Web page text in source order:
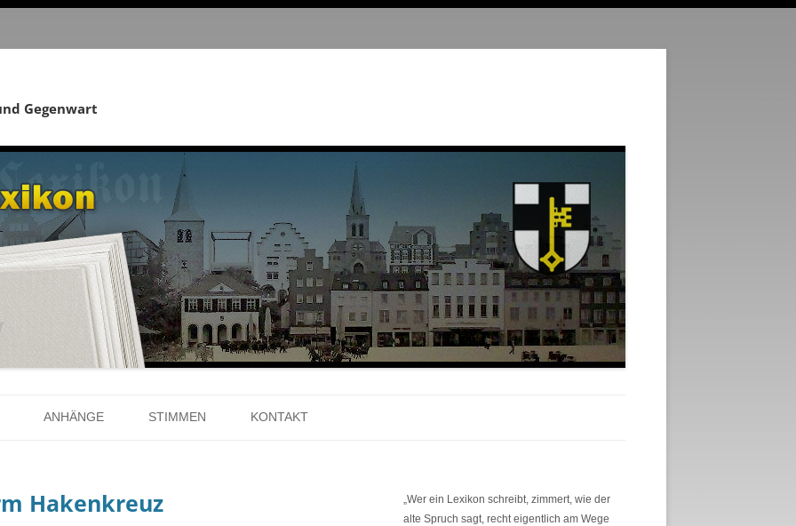
Gegenwart
zum
ANHÄNGE
LITERATUR ÜBER DORSTEN
STIMMEN KONTAKT
Hakenkreuz
„Wer ein Lexikon schreibt, zimmert, wie der
alte Spruch sagt, recht eigentlich am Wege